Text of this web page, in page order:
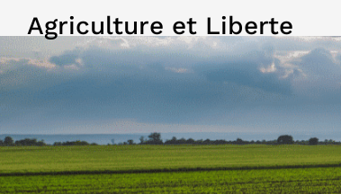
Agriculture et Liberte